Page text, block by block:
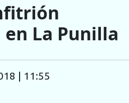
La Punilla
| 11:55